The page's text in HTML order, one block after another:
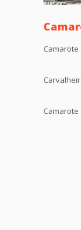
Camarote